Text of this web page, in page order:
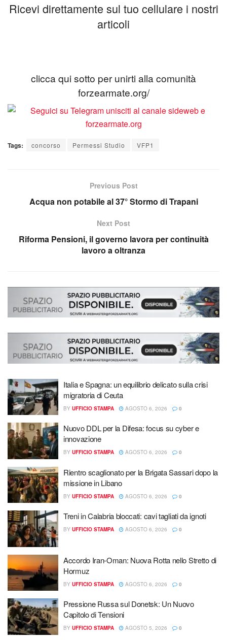
Ricevi direttamente sul tuo cellulare i nostri
articoli
clicca qui sotto per unirti alla comunità
forzearmate.org/
Tags: concorso Permessi Studio VFP1
Previous Post
Acqua non potabile al 37° Stormo di Trapani
Next Post
Riforma Pensioni, il governo lavora per continuità
lavoro a oltranza
Italia e Spagna: un equilibrio delicato sulla crisi
migratoria di Ceuta
BY UFFICIO STAMPA AGOSTO 6, 2026 0
Nuovo DDL per la Difesa: focus su cyber e
innovazione
BY UFFICIO STAMPA AGOSTO 6, 2026 0
Rientro scaglionato per la Brigata Sassari dopo la
missione in Libano
BY UFFICIO STAMPA AGOSTO 6, 2026 0
Treni in Calabria bloccati: cavi tagliati da ignoti
BY UFFICIO STAMPA AGOSTO 6, 2026 0
Accordo Iran-Oman: Nuova Rotta nello Stretto di
Hormuz
BY UFFICIO STAMPA AGOSTO 6, 2026 0
Pressione Russa sul Donetsk: Un Nuovo
Capitolo di Tensioni
BY UFFICIO STAMPA AGOSTO 5, 2026 0